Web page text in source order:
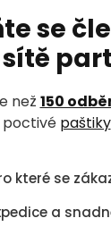
se
než 150
poctivé paštiky
které se
a